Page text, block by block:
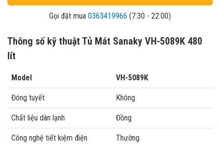
Gọi đặt mua 0363419966 (7:30 - 22:00)
Thông số kỹ thuật Tủ Mát Sanaky VH-5089K 480
lít
Model VH-5089K
Đóng tuyết Không
Chất liệu dàn lạnh Đồng
Công nghệ tiết kiệm điện Thường